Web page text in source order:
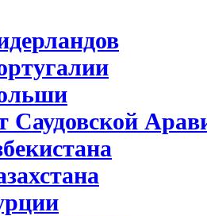
Саудовской